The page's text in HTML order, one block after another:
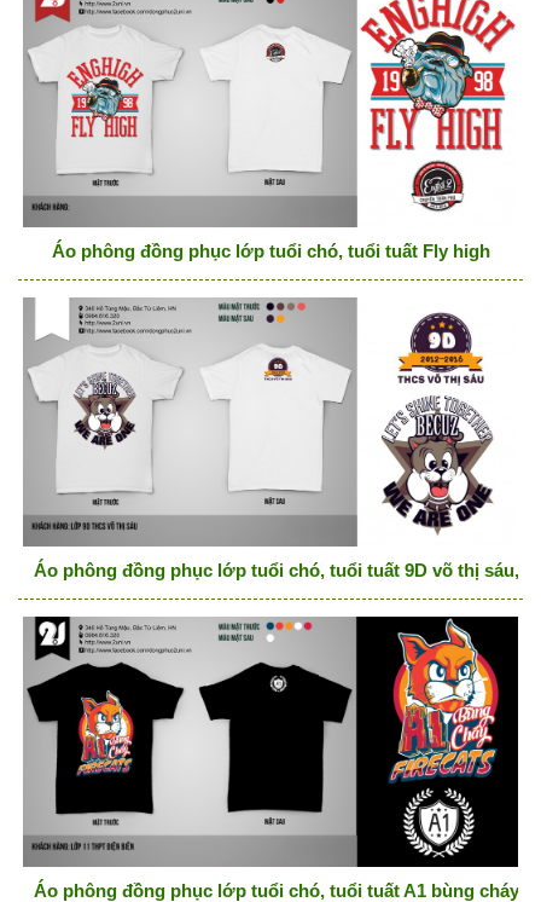
Áo phông đồng phục lớp tuổi chó, tuổi tuất Fly high
Áo phông đồng phục lớp tuổi chó, tuổi tuất 9D võ thị sáu,
Áo phông đồng phục lớp tuổi chó, tuổi tuất A1 bùng cháy